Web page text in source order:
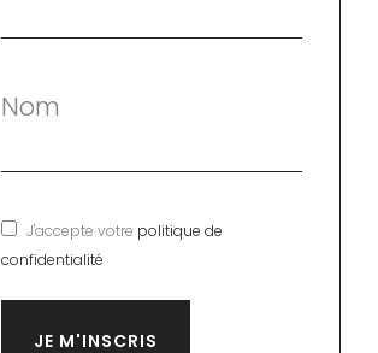
Nom
J'accepte votre politique de
confidentialité